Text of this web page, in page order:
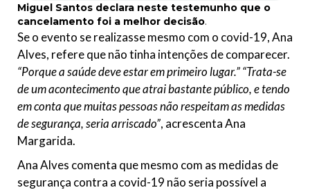
Miguel Santos declara neste testemunho que o
cancelamento foi a melhor decisão.
Se o evento se realizasse mesmo com o covid-19, Ana
Alves, refere que não tinha intenções de comparecer.
“Porque a saúde deve estar em primeiro lugar.” “Trata-se
de um acontecimento que atrai bastante público, e tendo
em conta que muitas pessoas não respeitam as medidas
de segurança, seria arriscado”, acrescenta Ana
Margarida.
Ana Alves comenta que mesmo com as medidas de
segurança contra a covid-19 não seria possível a